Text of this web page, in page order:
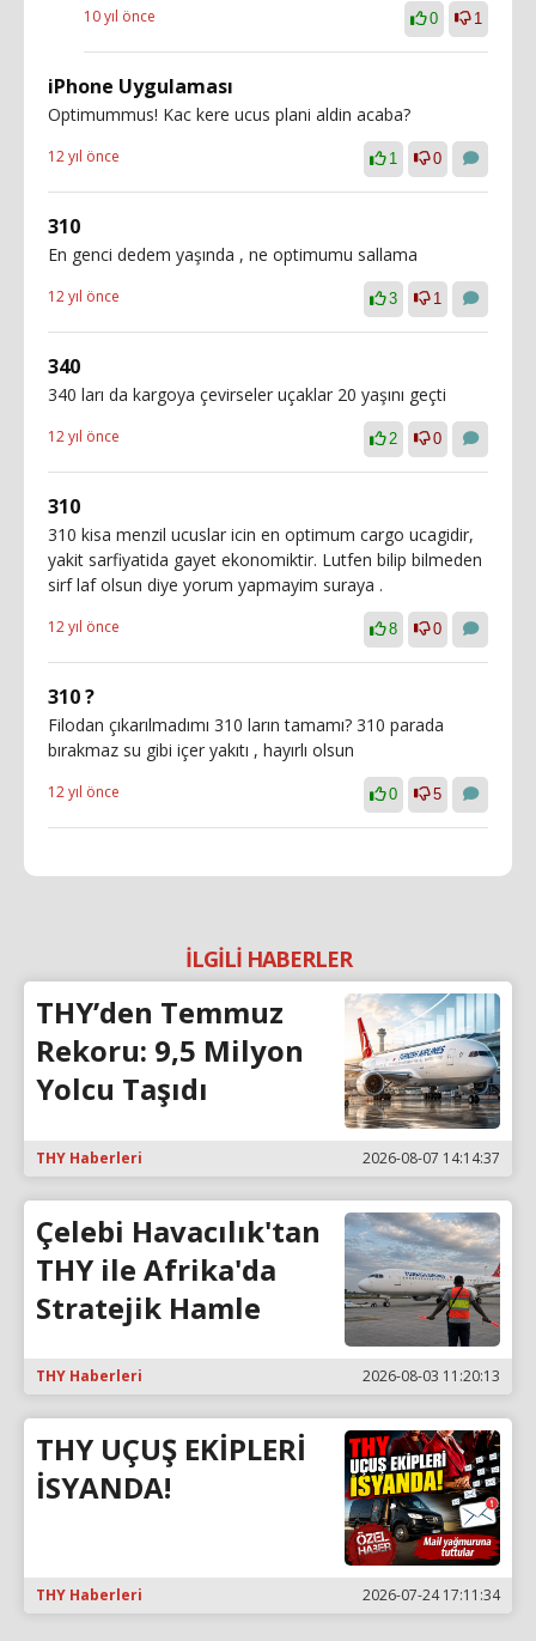
10 yıl önce 0 1
iPhone Uygulaması
Optimummus! Kac kere ucus plani aldin acaba?
12 yıl önce 1 0
310
En genci dedem yaşında , ne optimumu sallama
12 yıl önce 3 1
340
340 ları da kargoya çevirseler uçaklar 20 yaşını geçti
12 yıl önce 2 0
310
310 kisa menzil ucuslar icin en optimum cargo ucagidir,
yakit sarfiyatida gayet ekonomiktir. Lutfen bilip bilmeden
sirf laf olsun diye yorum yapmayim suraya .
12 yıl önce 8 0
310 ?
Filodan çıkarılmadımı 310 ların tamamı? 310 parada
bırakmaz su gibi içer yakıtı , hayırlı olsun
12 yıl önce 0 5
İLGİLİ HABERLER
THY’den Temmuz
Rekoru: 9,5 Milyon
Yolcu Taşıdı
THY Haberleri 2026-08-07 14:14:37
Çelebi Havacılık'tan
THY ile Afrika'da
Stratejik Hamle
THY Haberleri 2026-08-03 11:20:13
THY UÇUŞ EKİPLERİ
İSYANDA!
THY Haberleri 2026-07-24 17:11:34